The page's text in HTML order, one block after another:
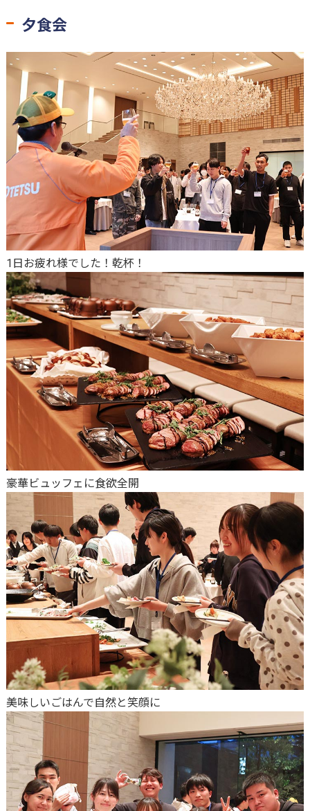
夕食会
1日お疲れ様でした！乾杯！
豪華ビュッフェに食欲全開
美味しいごはんで自然と笑顔に